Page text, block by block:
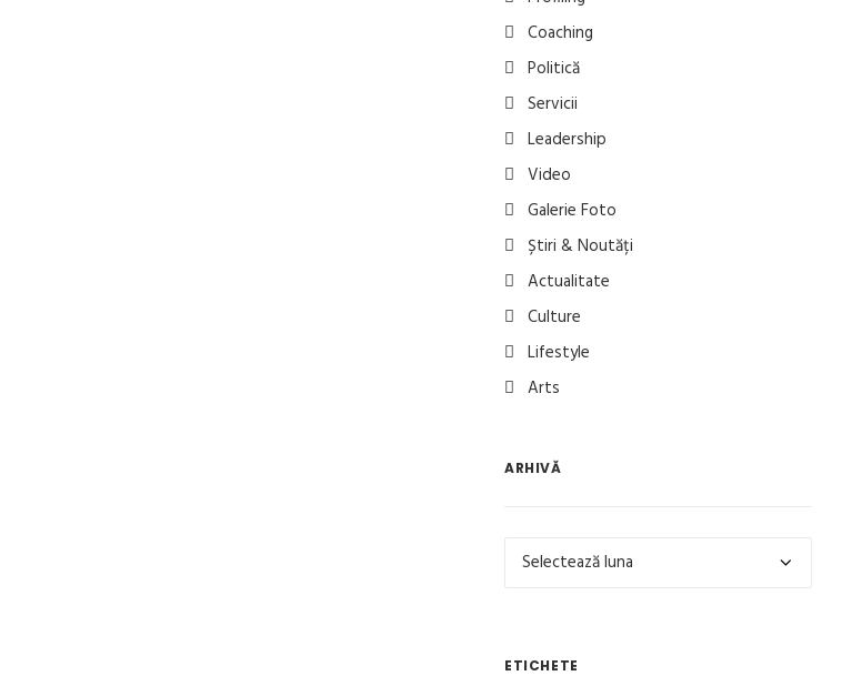
Coaching
Politică
Servicii
Leadership
Video
Galerie Foto
Știri & Noutăți
Actualitate
Culture
Lifestyle
Arts
ARHIVĂ
Arhivă
ETICHETE